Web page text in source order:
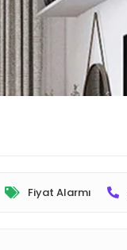
Fiyat Alarmı